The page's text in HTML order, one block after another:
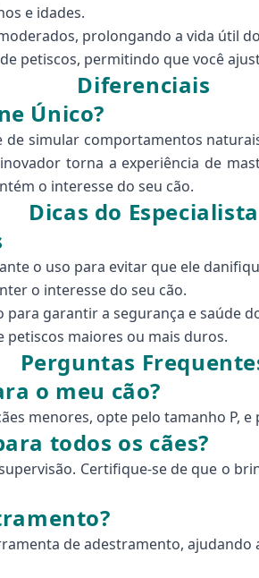
e idades.
prolongando a vida útil
petiscos, permitindo que você
Diferenciais
Único?
de simular comportamentos
torna a experiência de
o interesse do seu cão.
Dicas do Especialista
o uso para evitar que ele
o interesse do seu cão.
garantir a segurança e saúde
petiscos maiores ou mais duros.
Perguntas
o meu cão?
menores, opte pelo tamanho P,
todos os cães?
Certifique-se de que o
de adestramento,